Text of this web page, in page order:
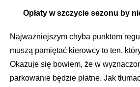
Opłaty w szczycie sezonu by
Najważniejszym chyba punktem
muszą pamiętać kierowcy to ten,
Okazuje się bowiem, że w
parkowanie będzie płatne. Jak